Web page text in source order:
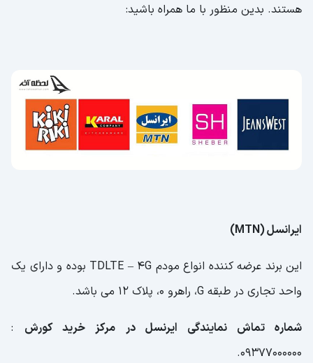
هستند. بدین منظور با ما همراه باشید:
ایرانسل (MTN)
این برند عرضه کننده انواع مودم TDLTE – 4G بوده و دارای یک
واحد تجاری در طبقه G، راهرو 0، پلاک 12 می باشد.
شماره تماش نمایندگی ایرنسل در مرکز خرید کورش :
09377000000.